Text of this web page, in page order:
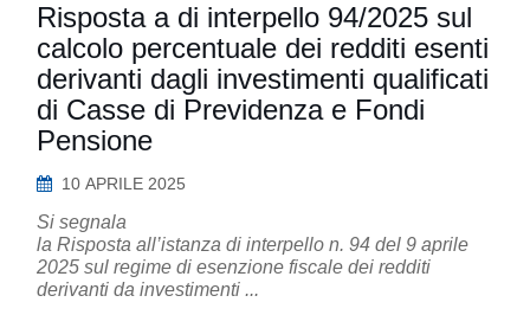
Risposta a di interpello 94/2025 sul
calcolo percentuale dei redditi esenti
derivanti dagli investimenti qualificati
di Casse di Previdenza e Fondi
Pensione
10 APRILE 2025
Si segnala
la Risposta all’istanza di interpello n. 94 del 9 aprile
2025 sul regime di esenzione fiscale dei redditi
derivanti da investimenti ...